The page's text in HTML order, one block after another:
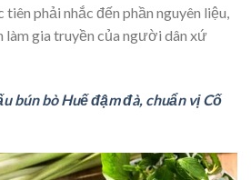
phải nhắc đến phần nguyên liệu,
làm gia truyền của người dân xứ
bún bò Huế đậm đà, chuẩn vị Cố